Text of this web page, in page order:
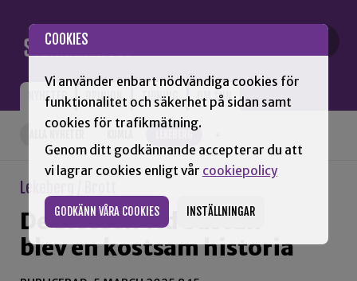
COOKIES
Vi använder enbart nödvändiga cookies för
funktionalitet och säkerhet på sidan samt
cookies för trafikmätning.
Genom ditt godkännande accepterar du att
vi lagrar cookies enligt vår cookiepolicy
GODKÄNN VÅRA COOKIES INSTÄLLNINGAR
NYHETER OPINION TIDNING OM SNN
LEKEBERG
Lekeberg / Brott
De blossen vid bastun
blev en kostsam historia